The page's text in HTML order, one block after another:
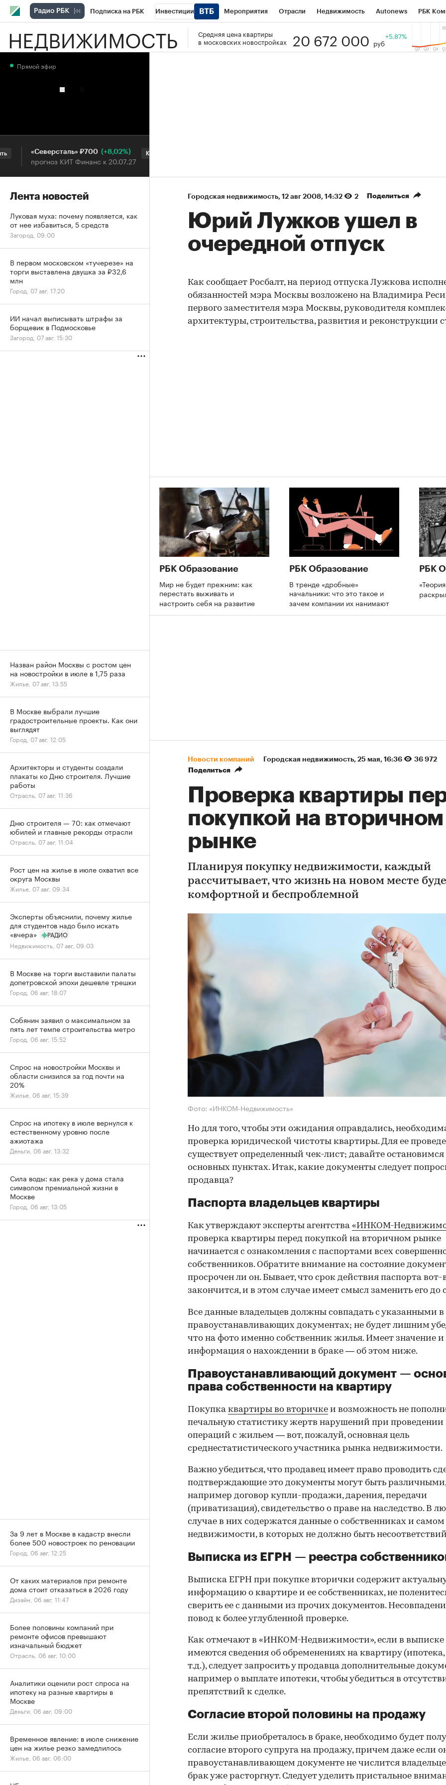
Подписка на РБК Инвестиции Мероприятия Отрасли Недвижимость Autonews РБК
РБК Вино Спорт Школа управления РБК РБК Образование Тренды
НЕДВИЖИМОСТЬ
Средняя цена квартиры
в московских новостройках
20 672 000 руб
+5.87%
Городская недвижимость⁠, 12 авг 2008, 14:32 2 Поделиться
Юрий Лужков ушел в
очередной отпуск
Как сообщает Росбалт, на период отпуска Лужкова
обязанностей мэра Москвы возложено на Владимира
первого заместителя мэра Москвы, руководителя
архитектуры, строительства, развития и реконструкции
РБК Образование
Мир не будет прежним: как
перестать выживать и
настроить себя на развитие
РБК Образование
В тренде «дробные»
начальники: что это такое и
зачем компании их нанимают
РБК
Новости компаний Городская недвижимость⁠, 25 мая, 16:36
36 972
Поделиться
Проверка квартиры
покупкой на вторичном
рынке
Планируя покупку недвижимости, каждый
рассчитывает, что жизнь на новом месте
комфортной и беспроблемной
Фото: «ИНКОМ-Недвижимость»
Но для того, чтобы эти ожидания оправдались,
проверка юридической чистоты квартиры. Для ее
существует определенный чек-лист; давайте остановимся
основных пунктах. Итак, какие документы следует
продавца?
Паспорта владельцев квартиры
Как утверждают эксперты агентства «ИНКОМ-
проверка квартиры перед покупкой на вторичном рынке
начинается с ознакомления с паспортами всех
собственников. Обратите внимание на состояние
просрочен ли он. Бывает, что срок действия паспорта вот-
закончится, и в этом случае имеет смысл заменить его до
Все данные владельцев должны совпадать с указанными в
правоустанавливающих документах; не будет лишним
что на фото именно собственник жилья. Имеет значение и
информация о нахождении в браке — об этом ниже.
Правоустанавливающий документ —
права собственности на квартиру
Покупка квартиры во вторичке и возможность не
печальную статистику жертв нарушений при проведении
операций с жильем — вот, пожалуй, основная цель
среднестатистического участника рынка недвижимости.
Важно убедиться, что продавец имеет право проводить
подтверждающие это документы могут быть различными,
например договор купли-продажи, дарения, передачи
(приватизация), свидетельство о праве на наследство. В
случае в них содержатся данные о собственниках и самом
недвижимости, в которых не должно быть
Выписка из ЕГРН — реестра
Выписка ЕГРН при покупке вторички содержит
информацию о квартире и ее собственниках, не
сверить ее с данными из прочих документов.
повод к более углубленной проверке.
Как отмечают в «ИНКОМ-Недвижимости», если в выписке
имеются сведения об обременениях на квартиру (ипотека,
т.д.), следует запросить у продавца дополнительные
например о выплате ипотеки, чтобы убедиться в
препятствий к сделке.
Согласие второй половины на продажу
Если жилье приобреталось в браке, необходимо будет
согласие второго супруга на продажу, причем даже если
правоустанавливающем документе не числится
брак уже расторгнут. Следует уделить пристальное
Прямой эфир
«Северсталь» ₽700 (+8,02%)
прогноз КИТ Финанс к 20.07.27
Купить
Лента новостей
Луковая муха: почему появляется, как
от нее избавиться, 5 средств
Загород, 09:00
В первом московском «тучерезе» на
торги выставлена двушка за ₽32,6
млн
Город, 07 авг, 17:20
ИИ начал выписывать штрафы за
борщевик в Подмосковье
Загород, 07 авг, 15:30
Назван район Москвы с ростом цен
на новостройки в июле в 1,75 раза
Жилье, 07 авг, 13:55
В Москве выбрали лучшие
градостроительные проекты. Как они
выглядят
Город, 07 авг, 12:05
Архитекторы и студенты создали
плакаты ко Дню строителя. Лучшие
работы
Отрасль, 07 авг, 11:36
Дню строителя — 70: как отмечают
юбилей и главные рекорды отрасли
Отрасль, 07 авг, 11:04
Рост цен на жилье в июле охватил все
округа Москвы
Жилье, 07 авг, 09:34
Эксперты объяснили, почему жилье
для студентов надо было искать
«вчера»
РАДИО
Недвижимость, 07 авг, 09:03
В Москве на торги выставили палаты
допетровской эпохи дешевле трешки
Город, 06 авг, 18:07
Собянин заявил о максимальном за
пять лет темпе строительства метро
Город, 06 авг, 15:52
Спрос на новостройки Москвы и
области снизился за год почти на
20%
Жилье, 06 авг, 15:39
Спрос на ипотеку в июле вернулся к
естественному уровню после
ажиотажа
Деньги, 06 авг, 13:32
Сила воды: как река у дома стала
символом премиальной жизни в
Москве
Город, 06 авг, 13:05
За 9 лет в Москве в кадастр внесли
более 500 новостроек по реновации
Город, 06 авг, 12:25
От каких материалов при ремонте
дома стоит отказаться в 2026 году
Дизайн, 06 авг, 11:47
Более половины компаний при
ремонте офисов превышают
изначальный бюджет
Отрасль, 06 авг, 10:00
Аналитики оценили рост спроса на
ипотеку на разные квартиры в
Москве
Деньги, 06 авг, 09:00
Временное явление: в июле снижение
цен на жилье резко замедлилось
Жилье, 06 авг, 06:00